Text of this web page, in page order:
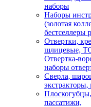
наборы
Наборы
(золотая
бестселлеры
Отвертки,
шлицевые,
Отвертка-
наборы
Сверла,
Плоскогубцы,
пассатижи,